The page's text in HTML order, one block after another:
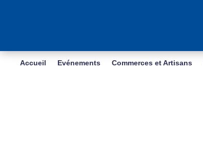
Accueil Evénements Commerces et Artisans